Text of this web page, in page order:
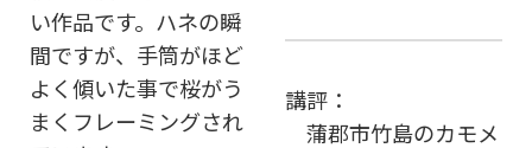
い作品です。ハネの瞬
間ですが、手筒がほど
よく傾いた事で桜がう
まくフレーミングされ
講評：
蒲郡市竹島のカモメ